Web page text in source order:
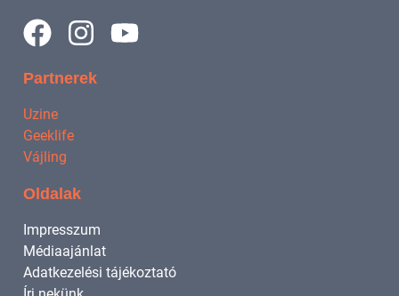
Partnerek
Uzine
Geeklife
Vájling
Oldalak
Impresszum
Médiaajánlat
Adatkezelési tájékoztató